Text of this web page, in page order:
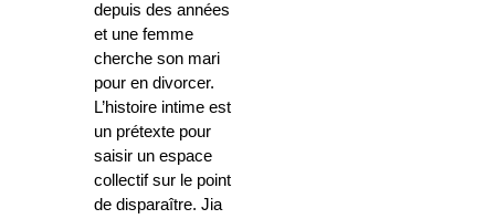
depuis des années
et une femme
cherche son mari
pour en divorcer.
L’histoire intime est
un prétexte pour
saisir un espace
collectif sur le point
de disparaître. Jia